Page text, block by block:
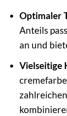
Optimaler
Anteils
an und
Vielseitige